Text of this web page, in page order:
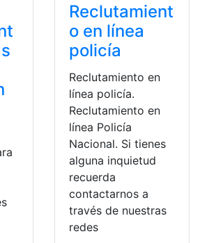
Reclutamient
o en línea
policía
Reclutamiento en
línea policía.
Reclutamiento en
línea Policía
Nacional. Si tienes
alguna inquietud
recuerda
contactarnos a
través de nuestras
redes